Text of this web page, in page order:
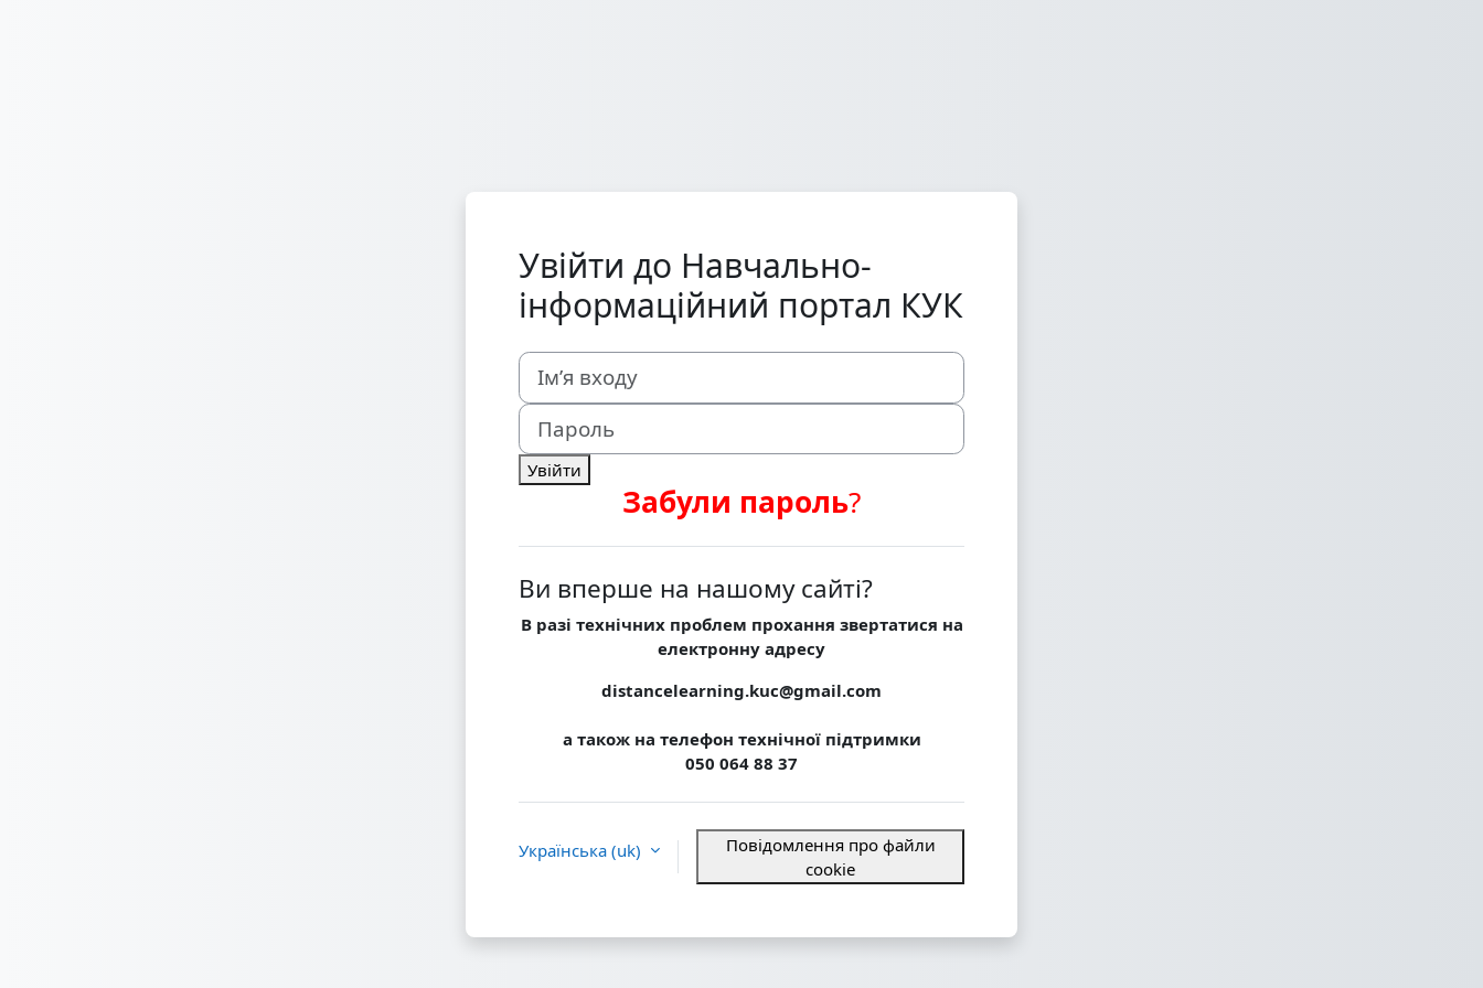
Увійти до Навчально-
інформаційний портал КУК
Ім’я входу
Пароль
Увійти
Забули пароль?
Ви вперше на нашому сайті?
В разі технічних проблем прохання звертатися на
електронну адресу
distancelearning.kuc@gmail.com
а також на телефон технічної підтримки
050 064 88 37
Українська ‎(uk)‎
Повідомлення про файли
cookie